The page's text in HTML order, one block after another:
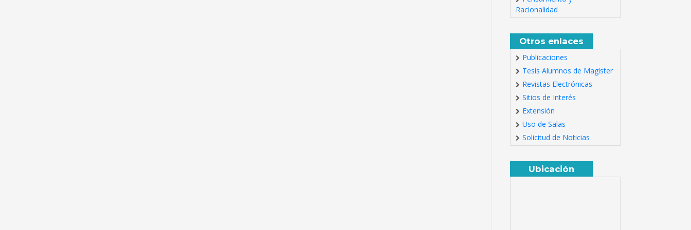
Racionalidad
Otros enlaces
Publicaciones
Tesis Alumnos de Magíster
Revistas Electrónicas
Sitios de Interés
Extensión
Uso de Salas
Solicitud de Noticias
Ubicación